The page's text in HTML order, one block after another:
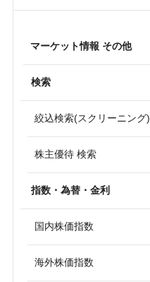
マーケット情報 その他
検索
絞込検索(スクリーニング)
株主優待 検索
指数・為替・金利
国内株価指数
海外株価指数